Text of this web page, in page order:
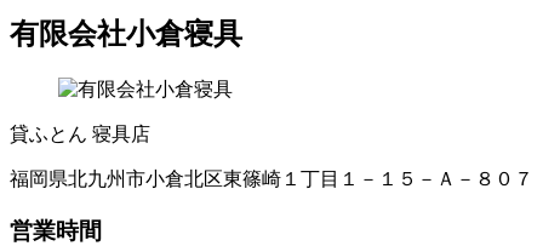
有限会社小倉寝具
貸ふとん 寝具店
福岡県北九州市小倉北区東篠崎１丁目１－１５－Ａ－８０７
営業時間